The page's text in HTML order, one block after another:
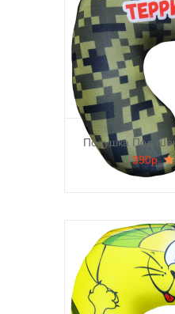
Подушка Под
390р.